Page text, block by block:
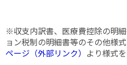
※収支内訳書、医療費控除の明
ョン税制の明細書等のその他様
ページ（外部リンク） より様式